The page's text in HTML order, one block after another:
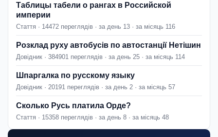
Таблицы табели о рангах в Российской
империи
Стаття · 14472 переглядів · за день 13 · за місяць 116
Розклад руху автобусів по автостанції Нетішин
Довідник · 384901 переглядів · за день 25 · за місяць 114
Шпаргалка по русскому языку
Довідник · 20191 переглядів · за день 2 · за місяць 57
Сколько Русь платила Орде?
Стаття · 15358 переглядів · за день 8 · за місяць 48